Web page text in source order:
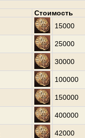
Стоимость
15000
25000
30000
100000
150000
400000
42000